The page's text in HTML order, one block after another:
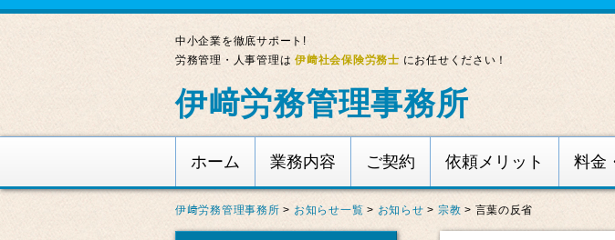
中小企業を徹底サポート!
労務管理・人事管理は伊﨑社会保険労務士 にお任せください！
伊﨑労務管理事務所
ホーム 業務内容 ご契約 依頼メリット 料金
伊﨑労務管理事務所 > お知らせ一覧 > お知らせ > 宗教 > 言葉の反省